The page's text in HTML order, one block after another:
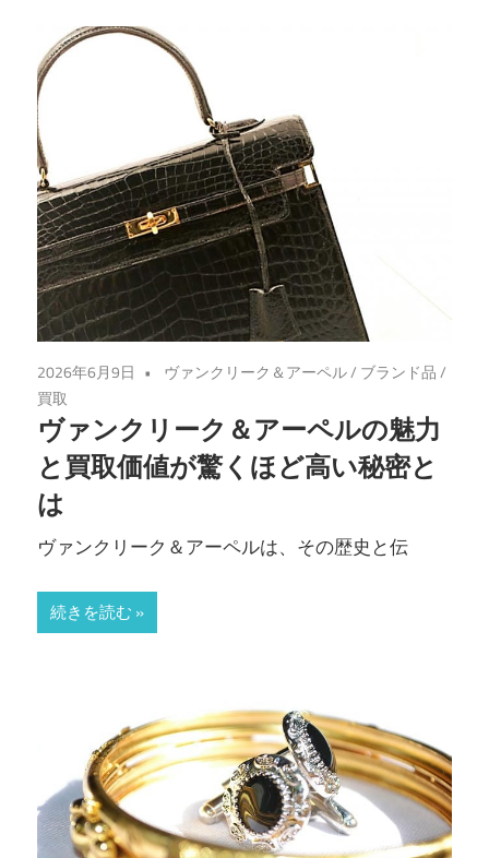
2026年6月9日 ヴァンクリーク＆アーペル/ ブランド品/
買取
ヴァンクリーク＆アーペルの魅力
と買取価値が驚くほど高い秘密と
は
ヴァンクリーク＆アーペルは、その歴史と伝
続きを読む